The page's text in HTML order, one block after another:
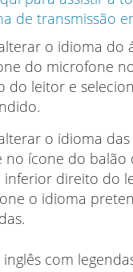
de transmissão
o idioma do
do microfone
do leitor e
o idioma das
no ícone do balão
inferior direito do
o idioma
inglês com